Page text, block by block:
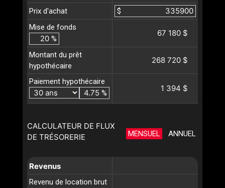
Prix d'achat
$
Mise de fonds
%
67 180 $
Montant du prêt
hypothécaire
268 720 $
Paiement hypothécaire
%
1 394 $
CALCULATEUR DE FLUX
DE TRÉSORERIE
MENSUEL ANNUEL
Revenus
Revenu de location brut